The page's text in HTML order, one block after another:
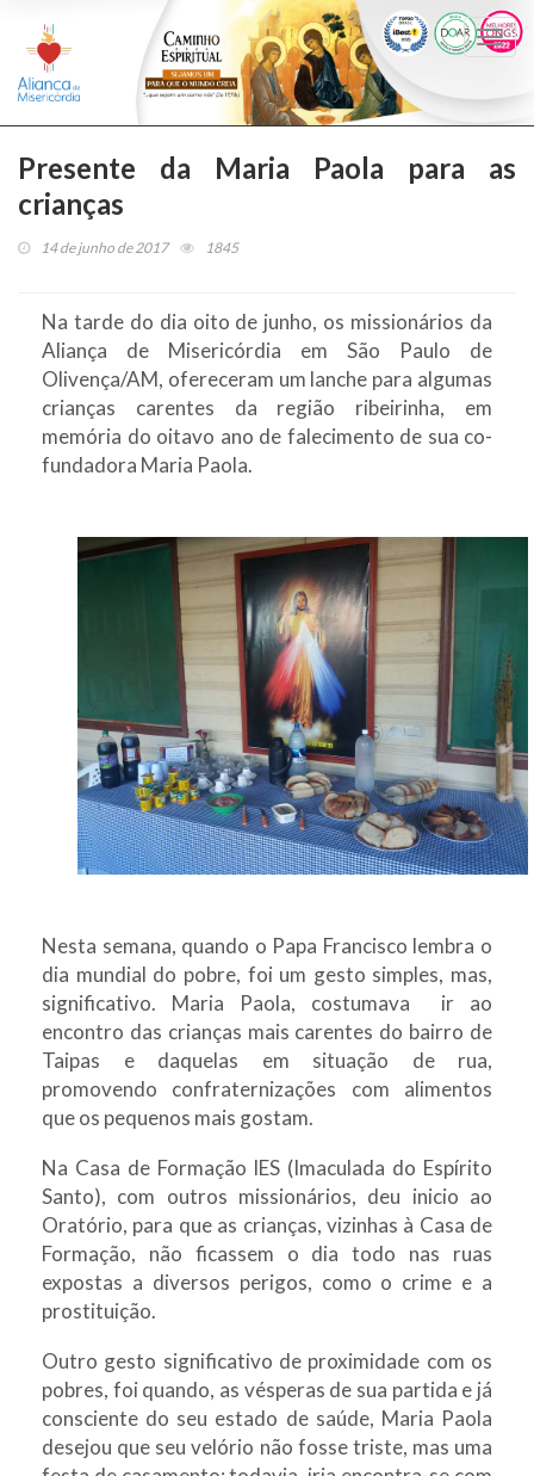
Presente da Maria Paola para as
crianças
14 de junho de 2017 1845
Na tarde do dia oito de junho, os missionários da
Aliança de Misericórdia em São Paulo de
Olivença/AM, ofereceram um lanche para algumas
crianças carentes da região ribeirinha, em
memória do oitavo ano de falecimento de sua co-
fundadora Maria Paola.
Nesta semana, quando o Papa Francisco lembra o
dia mundial do pobre, foi um gesto simples, mas,
significativo. Maria Paola, costumava ir ao
encontro das crianças mais carentes do bairro de
Taipas e daquelas em situação de rua,
promovendo confraternizações com alimentos
que os pequenos mais gostam.
Na Casa de Formação IES (Imaculada do Espírito
Santo), com outros missionários, deu inicio ao
Oratório, para que as crianças, vizinhas à Casa de
Formação, não ficassem o dia todo nas ruas
expostas a diversos perigos, como o crime e a
prostituição.
Outro gesto significativo de proximidade com os
pobres, foi quando, as vésperas de sua partida e já
consciente do seu estado de saúde, Maria Paola
desejou que seu velório não fosse triste, mas uma